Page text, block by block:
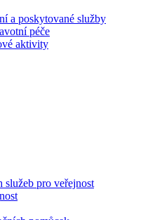
a poskytované služby
péče
aktivity
pro veřejnost